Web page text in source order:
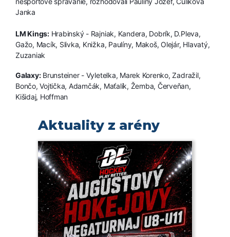
Janka
LM Kings:Hrabinský - Rajniak, Kandera, Dobrík, D.Pleva,
Gažo, Macík, Slivka, Knižka, Paulíny, Makoš, Olejár, Hlavatý,
Zuzaniak
Galaxy:Brunsteiner - Vyletelka, Marek Korenko, Zadražil,
Bončo, Vojtička, Adamčák, Maťalík, Žemba, Červeňan,
Kišidaj, Hoffman
Aktuality z arény